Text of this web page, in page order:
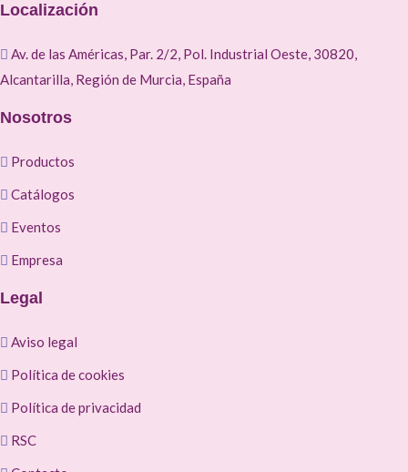
Localización
Av. de las Américas, Par. 2/2, Pol. Industrial Oeste, 30820,
Alcantarilla, Región de Murcia, España
Nosotros
Productos
Catálogos
Eventos
Empresa
Legal
Aviso legal
Política de cookies
Política de privacidad
RSC